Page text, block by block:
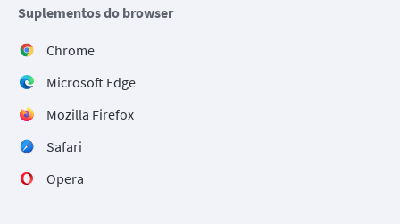
Suplementos do browser
Chrome
Microsoft Edge
Mozilla Firefox
Safari
Opera